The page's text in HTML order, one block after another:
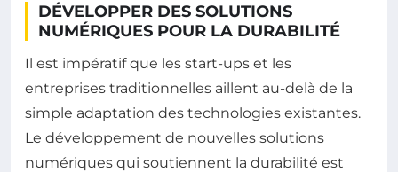
DÉVELOPPER DES SOLUTIONS
NUMÉRIQUES POUR LA DURABILITÉ
Il est impératif que les start-ups et les
entreprises traditionnelles aillent au-delà de la
simple adaptation des technologies existantes.
Le développement de nouvelles solutions
numériques qui soutiennent la durabilité est